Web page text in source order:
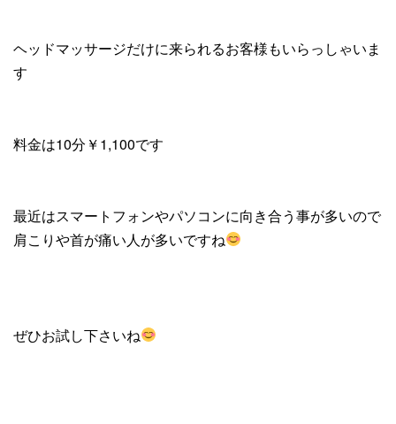
ヘッドマッサージだけに来られるお客様もいらっしゃいま
す
料金は10分￥1,100です
最近はスマートフォンやパソコンに向き合う事が多いので
肩こりや首が痛い人が多いですね
ぜひお試し下さいね